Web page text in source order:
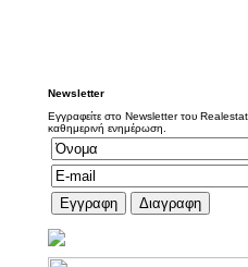
Newsletter
Εγγραφείτε στο Newsletter του
καθημερινή ενημέρωση.